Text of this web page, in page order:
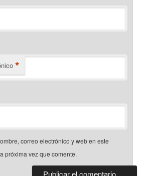
*
correo electrónico y web en este
próxima vez que comente.